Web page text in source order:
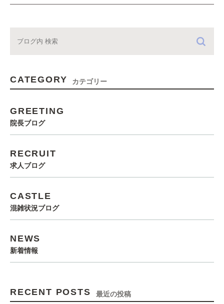
CATEGORY カテゴリー
GREETING
院長ブログ
RECRUIT
求人ブログ
CASTLE
混雑状況ブログ
NEWS
新着情報
RECENT POSTS 最近の投稿